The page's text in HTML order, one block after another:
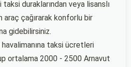
duraklarından veya lisanslı
çağırarak konforlu bir
gidebilirsiniz.
taksi ücretleri
ortalama 2000 - 2500 Arnavut